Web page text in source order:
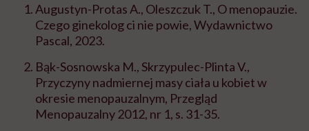
Augustyn-Protas A., Oleszczuk T., O menopauzie.
Czego ginekolog ci nie powie, Wydawnictwo
Pascal, 2023.
Bąk-Sosnowska M., Skrzypulec-Plinta V.,
Przyczyny nadmiernej masy ciała u kobiet w
okresie menopauzalnym, Przegląd
Menopauzalny 2012, nr 1, s. 31-35.